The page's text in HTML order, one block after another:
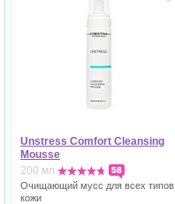
Unstress Comfort Cleansing
Mousse
200 мл
58
Очищающий мусс для всех типов
кожи